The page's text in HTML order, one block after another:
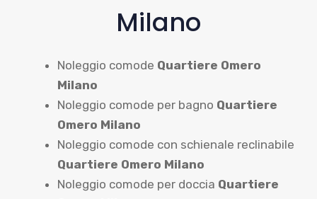
Milano
Noleggio comode Quartiere Omero
Milano
Noleggio comode per bagno Quartiere
Omero Milano
Noleggio comode con schienale reclinabile
Quartiere Omero Milano
Noleggio comode per doccia Quartiere